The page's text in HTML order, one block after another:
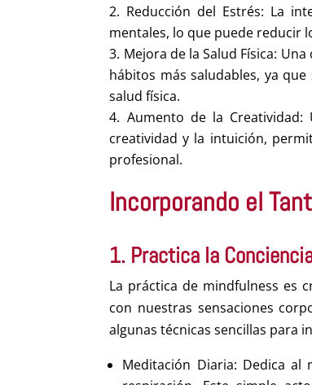
Reducción del Estrés: La
mentales, lo que puede reducir
Mejora de la Salud Física:
hábitos más saludables, ya
salud física.
Aumento de la
creatividad y la intuición,
profesional.
Incorporando el
1. Practica la
La práctica de mindfulness es
con nuestras sensaciones
algunas técnicas sencillas para
Meditación Diaria: Dedica